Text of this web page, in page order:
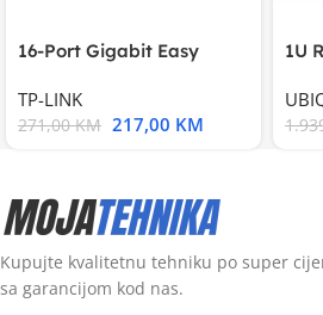
16-Port Gigabit Easy
TP-LINK
271,00KM 217,00 KM
1U
Kupujte kvalitetnu tehniku po super
sa garancijom kod nas.